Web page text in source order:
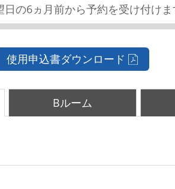
の6ヵ月前から予約を受け付けま
使用申込書ダウンロード
Bルーム